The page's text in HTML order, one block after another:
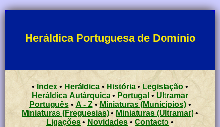
Heráldica Portuguesa de Domínio
• Index • Heráldica • História • Legislação •
Heráldica Autárquica • Portugal •Ultramar
Português• A - Z •Miniaturas (Municípios)•
Miniaturas (Freguesias)• Miniaturas (Ultramar)•
Ligações • Novidades • Contacto •